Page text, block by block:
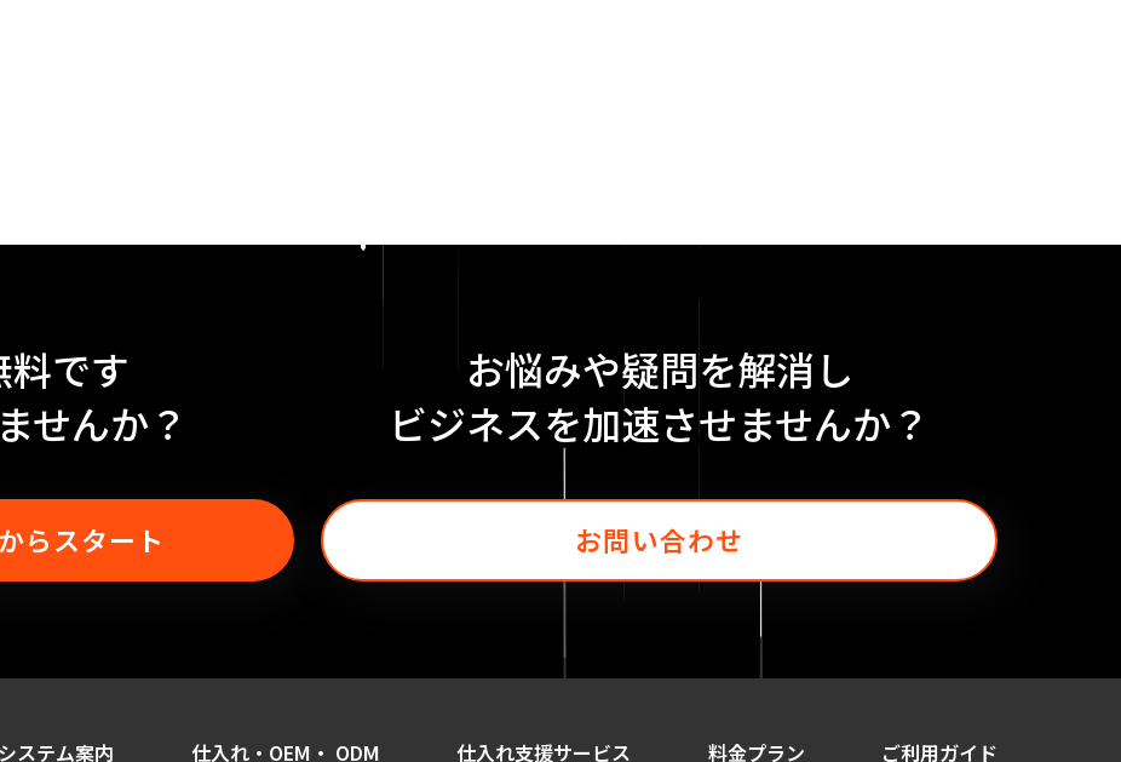
です
せんか？
らスタート
お悩みや疑問を解消し
ビジネスを加速させませんか？
お問い合わせ
システム案内 仕入れ・OEM・ ODM 仕入れ支援サービス 料金プラン ご利用ガイド